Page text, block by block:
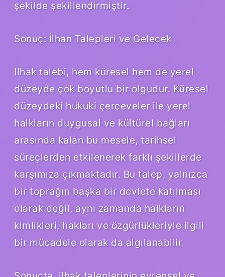
şekilde şekillendirmiştir.
Sonuç: İlhan Talepleri ve Gelecek
Ilhak talebi, hem küresel hem de yerel
düzeyde çok boyutlu bir olgudur. Küresel
düzeydeki hukuki çerçeveler ile yerel
halkların duygusal ve kültürel bağları
arasında kalan bu mesele, tarihsel
süreçlerden etkilenerek farklı şekillerde
karşımıza çıkmaktadır. Bu talep, yalnızca
bir toprağın başka bir devlete katılması
olarak değil, aynı zamanda halkların
kimlikleri, hakları ve özgürlükleriyle ilgili
bir mücadele olarak da algılanabilir.